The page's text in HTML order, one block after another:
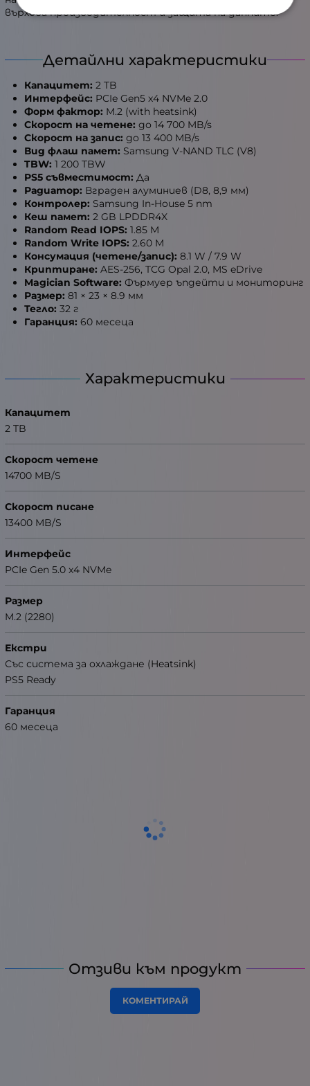
върховапроизводителности защита на данните.
Детайлни характеристики
Капацитет: 2 TB
Интерфейс: PCIe Gen5 x4 NVMe 2.0
Форм фактор: M.2 (with heatsink)
Скорост на четене: до 14 700 MB/s
Скорост на запис: до 13 400 MB/s
Вид флаш памет: Samsung V-NAND TLC (V8)
TBW: 1 200 TBW
PS5 съвместимост: Да
Радиатор: Вграден алуминиев (D8, 8,9 мм)
Контролер: Samsung In-House 5 nm
Кеш памет: 2 GB LPDDR4X
Random Read IOPS: 1.85 M
Random Write IOPS: 2.60 M
Консумация (четене/запис): 8.1 W / 7.9 W
Криптиране: AES-256, TCG Opal 2.0, MS eDrive
Magician Software: Фърмуер ъпдейти и мониторинг
Размер: 81 × 23 × 8.9 мм
Тегло: 32 г
Гаранция: 60 месеца
Характеристики
Капацитет
2 TB
Скорост четене
14700 MB/S
Скорост писане
13400 MB/S
Интерфейс
PCIe Gen 5.0 x4 NVMe
Размер
M.2 (2280)
Екстри
Със система за охлаждане (Heatsink)
PS5 Ready
Гаранция
60 месеца
Отзиви към продукт
КОМЕНТИРАЙ